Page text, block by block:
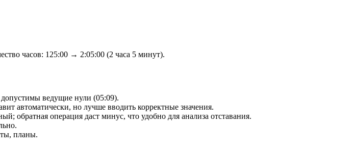
часов: 125:00 → 2:05:00 (2 часа 5 минут).
допустимы ведущие нули (05:09).
автоматически, но лучше вводить корректные значения.
обратная операция даст минус, что удобно для анализа отставания.
планы.